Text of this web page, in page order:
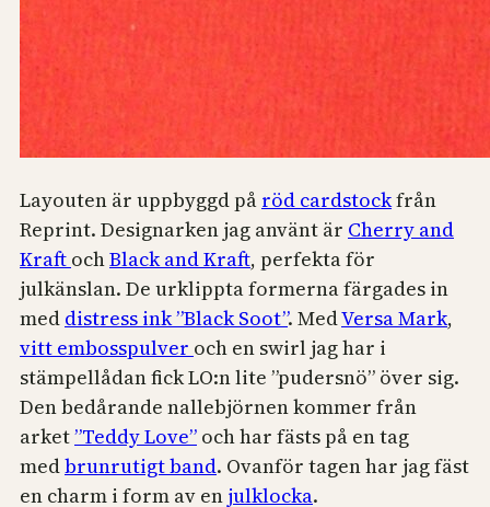
Layouten är uppbyggd på röd cardstockfrån
Reprint. Designarken jag använt är Cherry and
Kraft ochBlack and Kraft, perfekta för
julkänslan. De urklippta formerna färgades in
med distress ink ”Black Soot”. MedVersa Mark,
vitt embosspulver och en swirl jag har i
stämpellådan fick LO:n lite ”pudersnö” över sig.
Den bedårande nallebjörnen kommer från
arket”Teddy Love” och har fästs på en tag
medbrunrutigt band. Ovanför tagen har jag fäst
en charm i form av en julklocka.